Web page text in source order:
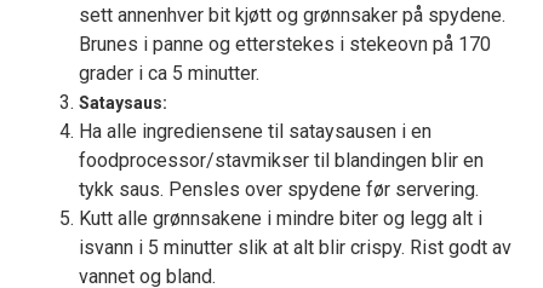
sett annenhver bit kjøtt og grønnsaker på spydene.
Brunes i panne og etterstekes i stekeovn på 170
grader i ca 5 minutter.
Sataysaus:
Ha alle ingrediensene til sataysausen i en
foodprocessor/stavmikser til blandingen blir en
tykk saus. Pensles over spydene før servering.
Kutt alle grønnsakene i mindre biter og legg alt i
isvann i 5 minutter slik at alt blir crispy. Rist godt av
vannet og bland.